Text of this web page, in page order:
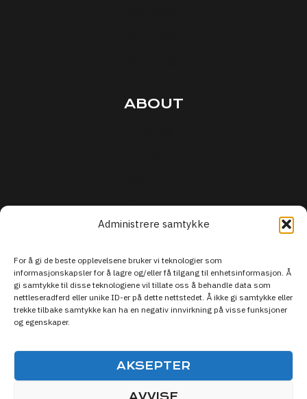
Administrere samtykke
For å gi de beste opplevelsene bruker vi teknologier som
informasjonskapsler for å lagre og/eller få tilgang til enhetsinformasjon. Å
gi samtykke til disse teknologiene vil tillate oss å behandle data som
nettleseradferd eller unike ID-er på dette nettstedet. Å ikke gi samtykke eller
trekke tilbake samtykke kan ha en negativ innvirkning på visse funksjoner
og egenskaper.
AKSEPTER
AVVISE
ABOUT
Support